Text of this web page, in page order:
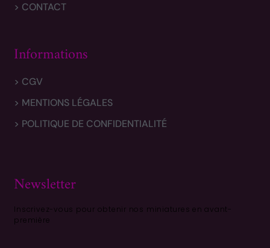
> CONTACT
Informations
> CGV
> MENTIONS LÉGALES
> POLITIQUE DE CONFIDENTIALITÉ
Newsletter
Inscrivez-vous pour obtenir nos miniatures en avant-
première